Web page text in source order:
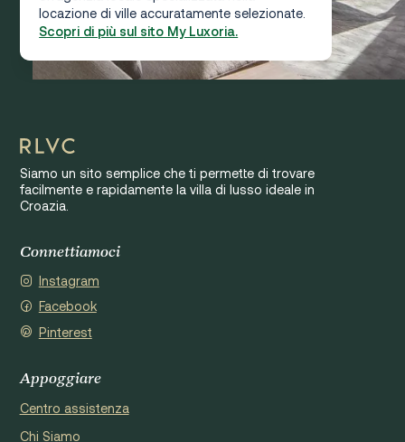
locazione di ville accuratamente selezionate.
Scopri di più sul sito My Luxoria.
Siamo un sito semplice che ti permette di trovare
facilmente e rapidamente la villa di lusso ideale in
Croazia.
Connettiamoci
Instagram
Facebook
Pinterest
Appoggiare
Centro assistenza
Chi Siamo